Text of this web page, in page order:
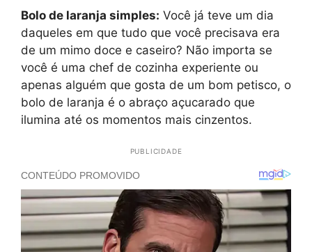
Bolo de laranja simples: Você já teve um dia
daqueles em que tudo que você precisava era
de um mimo doce e caseiro? Não importa se
você é uma chef de cozinha experiente ou
apenas alguém que gosta de um bom petisco, o
bolo de laranja é o abraço açucarado que
ilumina até os momentos mais cinzentos.
PUBLICIDADE